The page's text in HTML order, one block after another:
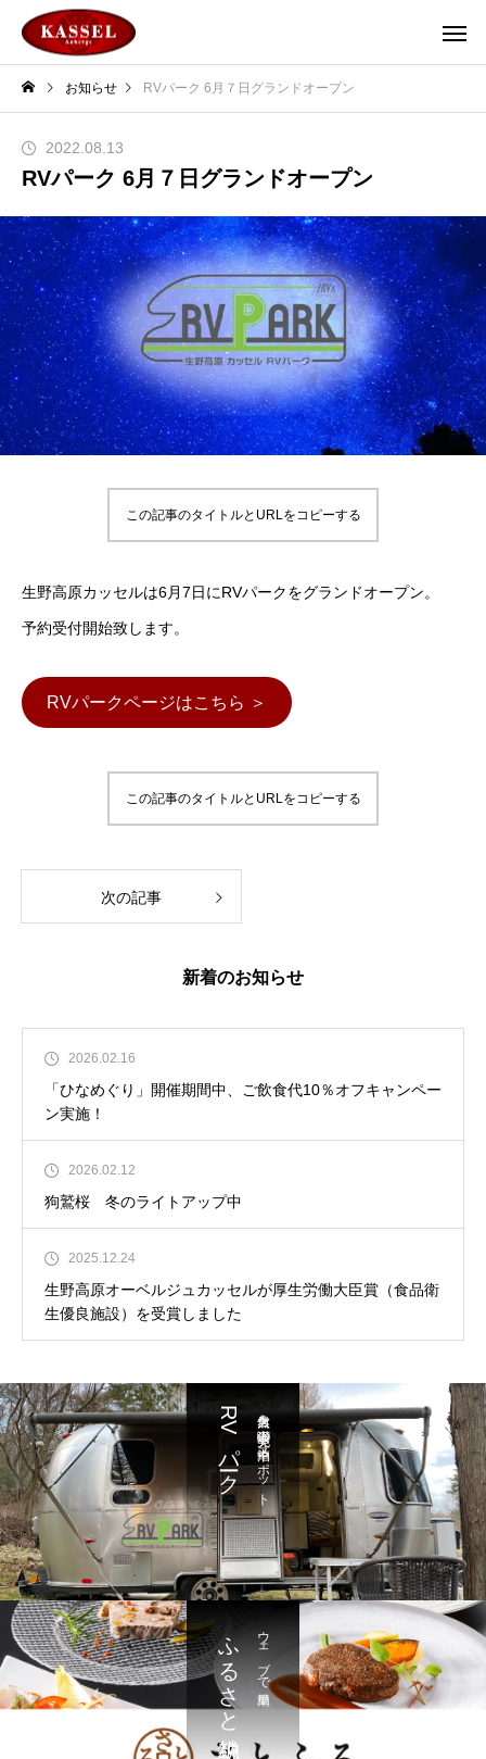
お知らせ RVパーク 6月７日グランドオープン
RVパーク 6月７日グランドオープン
2022.08.13
この記事のタイトルとURLをコピーする
生野高原カッセルは6月7日にRVパークをグランドオープン。
予約受付開始致します。
RVパークページはこちら ＞
この記事のタイトルとURLをコピーする
次の記事
新着のお知らせ
2026.02.16
「ひなめぐり」開催期間中、ご飲食代10％オフキャンペー
ン実施！
2026.02.12
狗鷲桜 冬のライトアップ中
2025.12.24
生野高原オーベルジュカッセルが厚生労働大臣賞（食品衛
生優良施設）を受賞しました
大自然を満喫 充実の車中泊スポット
RVパーク
ウェブで簡単
ふるさと納税